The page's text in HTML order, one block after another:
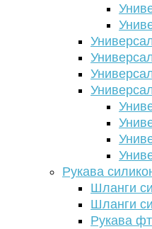
Рукава
Шланги
Шланги
Рукава